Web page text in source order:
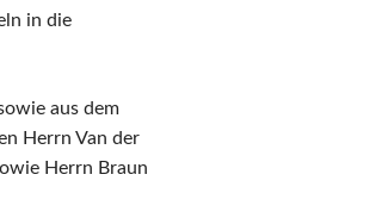
in die
aus dem
Herrn Van der
Herrn Braun